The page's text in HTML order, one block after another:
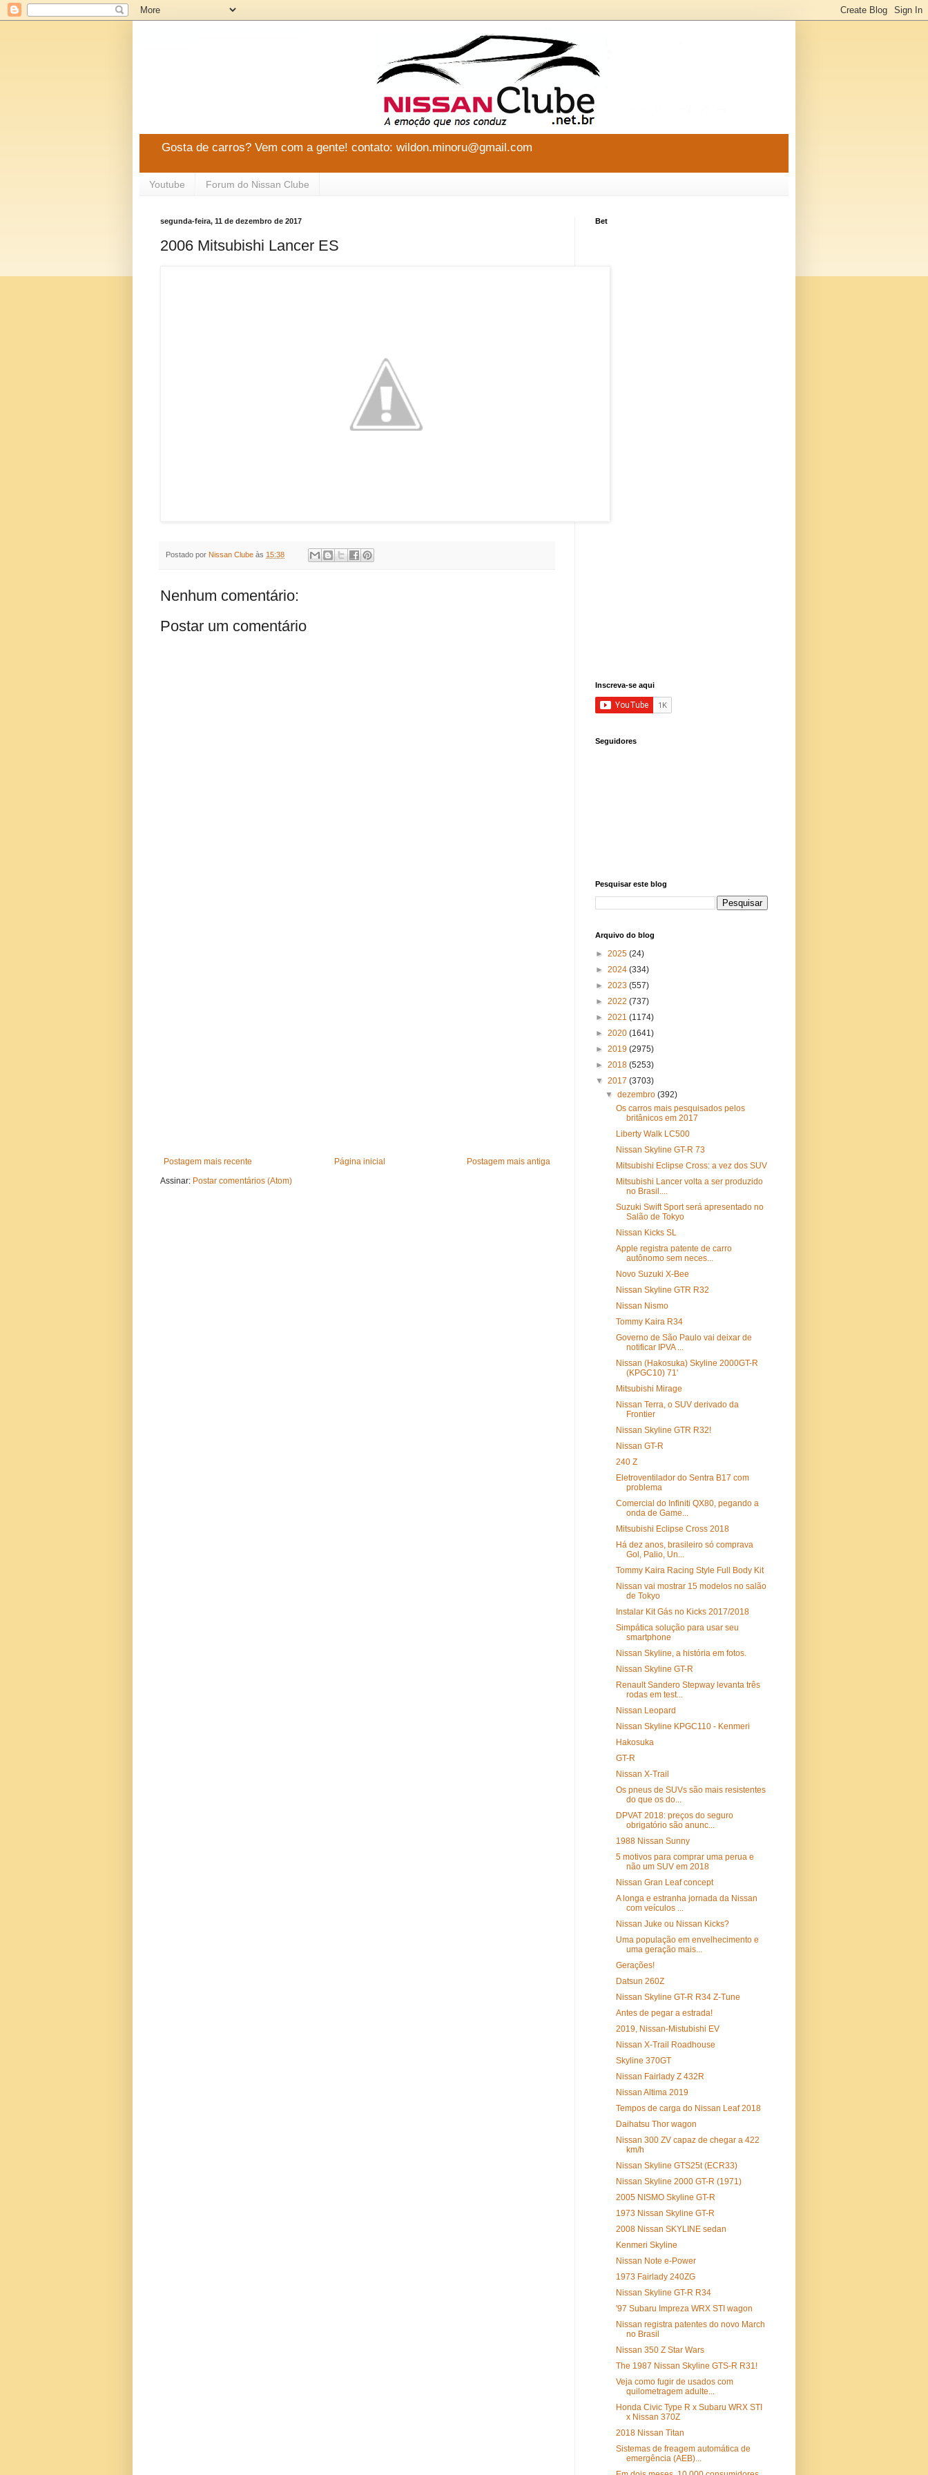
Gosta de carros? Vem com a gente! contato: wildon.minoru@gmail.com
Youtube Forum do Nissan Clube
segunda-feira, 11 de dezembro de 2017
2006 Mitsubishi Lancer ES
Postado por Nissan Clube às 15:38
Nenhum comentário:
Postar um comentário
Postagem mais recente Postagem mais antiga
Página inicial
Assinar: Postar comentários (Atom)
Bet
Inscreva-se aqui
Seguidores
Pesquisar este blog
Arquivo do blog
► 2025 (24)
► 2024 (334)
► 2023 (557)
► 2022 (737)
► 2021 (1174)
► 2020 (1641)
► 2019 (2975)
► 2018 (5253)
▼ 2017 (3703)
▼dezembro(392)
Os carros mais pesquisados pelos
britânicos em 2017
Liberty Walk LC500
Nissan Skyline GT-R 73
Mitsubishi Eclipse Cross: a vez dos SUV
Mitsubishi Lancer volta a ser produzido
no Brasil....
Suzuki Swift Sport será apresentado no
Salão de Tokyo
Nissan Kicks SL
Apple registra patente de carro
autônomo sem neces...
Novo Suzuki X-Bee
Nissan Skyline GTR R32
Nissan Nismo
Tommy Kaira R34
Governo de São Paulo vai deixar de
notificar IPVA ...
Nissan (Hakosuka) Skyline 2000GT-R
(KPGC10) 71'
Mitsubishi Mirage
Nissan Terra, o SUV derivado da
Frontier
Nissan Skyline GTR R32!
Nissan GT-R
240 Z
Eletroventilador do Sentra B17 com
problema
Comercial do Infiniti QX80, pegando a
onda de Game...
Mitsubishi Eclipse Cross 2018
Há dez anos, brasileiro só comprava
Gol, Palio, Un...
Tommy Kaira Racing Style Full Body Kit
Nissan vai mostrar 15 modelos no salão
de Tokyo
Instalar Kit Gás no Kicks 2017/2018
Simpática solução para usar seu
smartphone
Nissan Skyline, a história em fotos.
Nissan Skyline GT-R
Renault Sandero Stepway levanta três
rodas em test...
Nissan Leopard
Nissan Skyline KPGC110 - Kenmeri
Hakosuka
GT-R
Nissan X-Trail
Os pneus de SUVs são mais resistentes
do que os do...
DPVAT 2018: preços do seguro
obrigatório são anunc...
1988 Nissan Sunny
5 motivos para comprar uma perua e
não um SUV em 2018
Nissan Gran Leaf concept
A longa e estranha jornada da Nissan
com veículos ...
Nissan Juke ou Nissan Kicks?
Uma população em envelhecimento e
uma geração mais...
Gerações!
Datsun 260Z
Nissan Skyline GT-R R34 Z-Tune
Antes de pegar a estrada!
2019, Nissan-Mistubishi EV
Nissan X-Trail Roadhouse
Skyline 370GT
Nissan Fairlady Z 432R
Nissan Altima 2019
Tempos de carga do Nissan Leaf 2018
Daihatsu Thor wagon
Nissan 300 ZV capaz de chegar a 422
km/h
Nissan Skyline GTS25t (ECR33)
Nissan Skyline 2000 GT-R (1971)
2005 NISMO Skyline GT-R
1973 Nissan Skyline GT-R
2008 Nissan SKYLINE sedan
Kenmeri Skyline
Nissan Note e-Power
1973 Fairlady 240ZG
Nissan Skyline GT-R R34
'97 Subaru Impreza WRX STI wagon
Nissan registra patentes do novo March
no Brasil
Nissan 350 Z Star Wars
The 1987 Nissan Skyline GTS-R R31!
Veja como fugir de usados com
quilometragem adulte...
Honda Civic Type R x Subaru WRX STI
x Nissan 370Z
2018 Nissan Titan
Sistemas de freagem automática de
emergência (AEB)...